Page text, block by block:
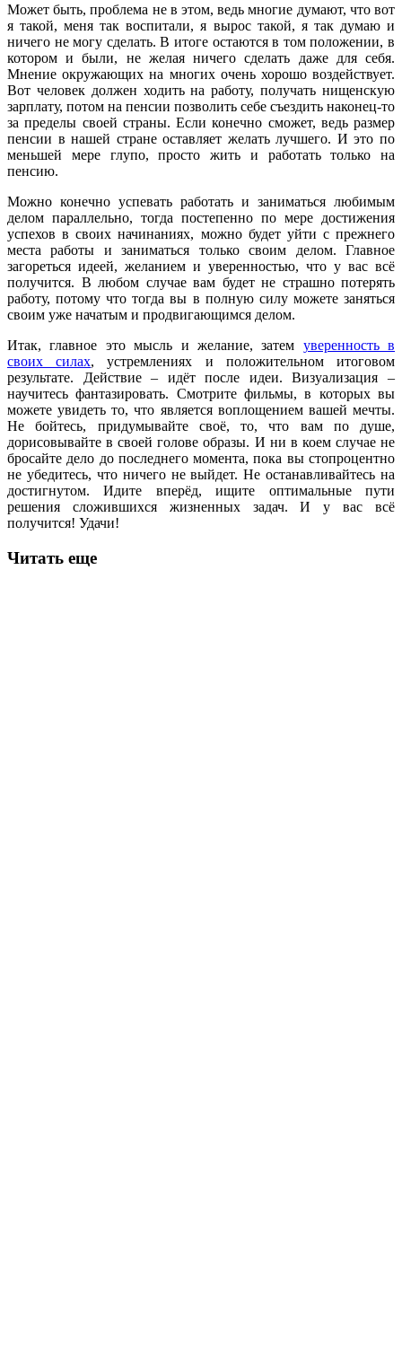
Может быть, проблема не в этом, ведь многие думают, что вот
я такой, меня так воспитали, я вырос такой, я так думаю и
ничего не могу сделать. В итоге остаются в том положении, в
котором и были, не желая ничего сделать даже для себя.
Мнение окружающих на многих очень хорошо воздействует.
Вот человек должен ходить на работу, получать нищенскую
зарплату, потом на пенсии позволить себе съездить наконец-то
за пределы своей страны. Если конечно сможет, ведь размер
пенсии в нашей стране оставляет желать лучшего. И это по
меньшей мере глупо, просто жить и работать только на
пенсию.
Можно конечно успевать работать и заниматься любимым
делом параллельно, тогда постепенно по мере достижения
успехов в своих начинаниях, можно будет уйти с прежнего
места работы и заниматься только своим делом. Главное
загореться идеей, желанием и уверенностью, что у вас всё
получится. В любом случае вам будет не страшно потерять
работу, потому что тогда вы в полную силу можете заняться
своим уже начатым и продвигающимся делом.
Итак, главное это мысль и желание, затем уверенность в
своих силах, устремлениях и положительном итоговом
результате. Действие – идёт после идеи. Визуализация –
научитесь фантазировать. Смотрите фильмы, в которых вы
можете увидеть то, что является воплощением вашей мечты.
Не бойтесь, придумывайте своё, то, что вам по душе,
дорисовывайте в своей голове образы. И ни в коем случае не
бросайте дело до последнего момента, пока вы стопроцентно
не убедитесь, что ничего не выйдет. Не останавливайтесь на
достигнутом. Идите вперёд, ищите оптимальные пути
решения сложившихся жизненных задач. И у вас всё
получится! Удачи!
Читать еще